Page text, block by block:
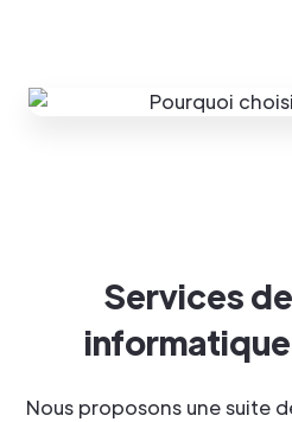
Services
Nous proposons une suite